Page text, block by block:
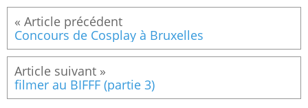
Concours de Cosplay à Bruxelles
filmer au BIFFF (partie 3)